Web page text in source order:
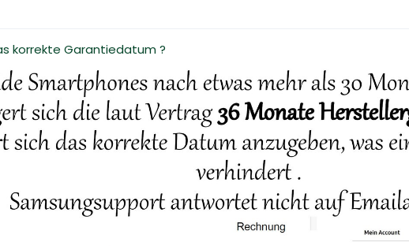
korrekte Garantiedatum ?